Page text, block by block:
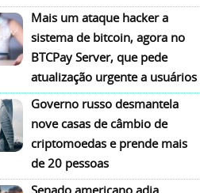
Mais um ataque hacker a
sistema de bitcoin, agora no
BTCPay Server, que pede
atualização urgente a usuários
Governo russo desmantela
nove casas de câmbio de
criptomoedas e prende mais
de 20 pessoas